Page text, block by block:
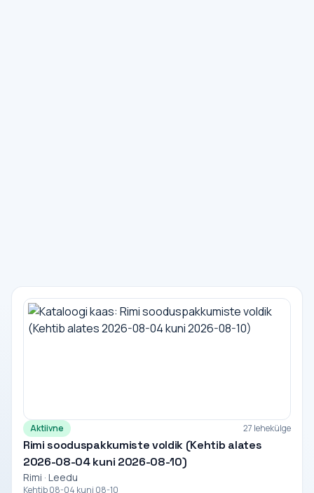
Aktiivne 27 lehekülge
Rimi sooduspakkumiste voldik (Kehtib alates
2026-08-04 kuni 2026-08-10)
Rimi · Leedu
Kehtib 08-04 kuni 08-10